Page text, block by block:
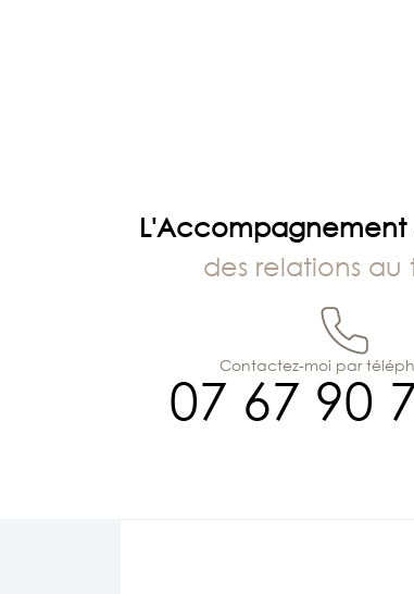
L'Accompagnement
des relations au
07 67 90
Contactez-moi par